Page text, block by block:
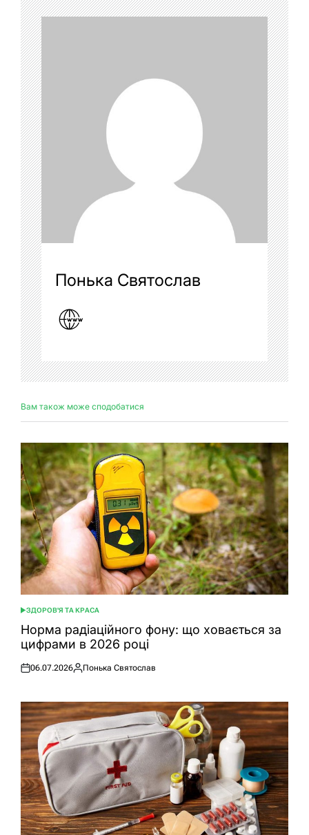
Понька Святослав
Вам також може сподобатися
ОПУБЛІКУВАТИ
У
ЗДОРОВ'Я ТА КРАСА
Норма радіаційного фону: що ховається за
цифрами в 2026 році
Оприлюднено
06.07.2026
Опубліковано
Понька Святослав